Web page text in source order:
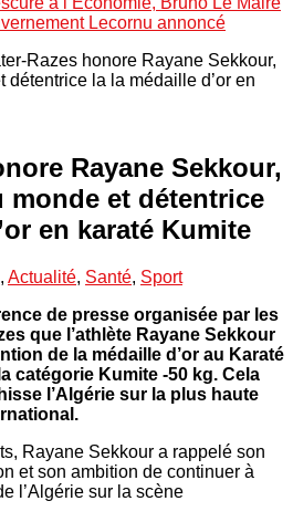
Lecornu annoncé
Razes honore Rayane Sekkour,
détentrice la la médaille d’or en
Rayane Sekkour,
monde et détentrice
en karaté Kumite
, Actualité, Santé, Sport
de presse organisée par les
que l’athlète Rayane Sekkour
de la médaille d’or au Karaté
catégorie Kumite -50 kg. Cela
l’Algérie sur la plus haute
Rayane Sekkour a rappelé son
et son ambition de continuer à
l’Algérie sur la scène